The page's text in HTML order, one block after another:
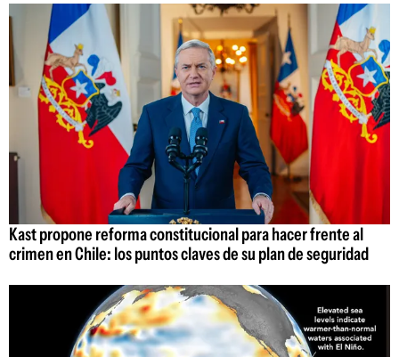
Kast propone reforma constitucional para hacer frente al
crimen en Chile: los puntos claves de su plan de seguridad